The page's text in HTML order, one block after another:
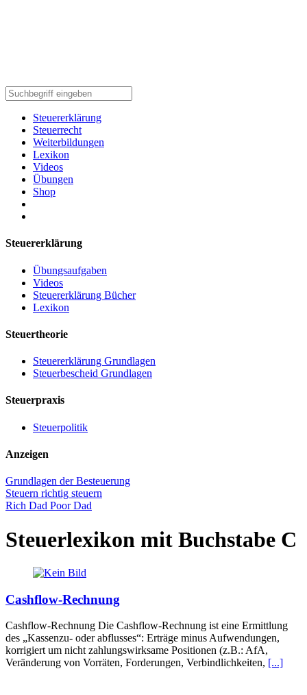
Steuererklärung
Steuerrecht
Weiterbildungen
Lexikon
Videos
Übungen
Shop
Steuererklärung
Übungsaufgaben
Videos
Steuererklärung Bücher
Lexikon
Steuertheorie
Steuererklärung Grundlagen
Steuerbescheid Grundlagen
Steuerpraxis
Steuerpolitik
Anzeigen
Grundlagen der Besteuerung
Steuern richtig steuern
Rich Dad Poor Dad
Steuerlexikon mit Buchstabe C
Cashflow-Rechnung
Cashflow-Rechnung Die Cashflow-Rechnung ist eine Ermittlung
des „Kassenzu- oder abflusses“: Erträge minus Aufwendungen,
korrigiert um nicht zahlungswirksame Positionen (z.B.: AfA,
Veränderung von Vorräten, Forderungen, Verbindlichkeiten, [...]